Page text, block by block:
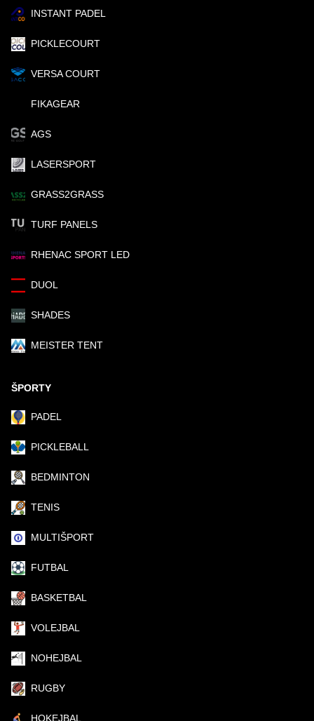
INSTANT PADEL
PICKLECOURT
VERSA COURT
FIKAGEAR
AGS
LASERSPORT
GRASS2GRASS
TURF PANELS
RHENAC SPORT LED
DUOL
SHADES
MEISTER TENT
ŠPORTY
PADEL
PICKLEBALL
BEDMINTON
TENIS
MULTIŠPORT
FUTBAL
BASKETBAL
VOLEJBAL
NOHEJBAL
RUGBY
HOKEJBAL